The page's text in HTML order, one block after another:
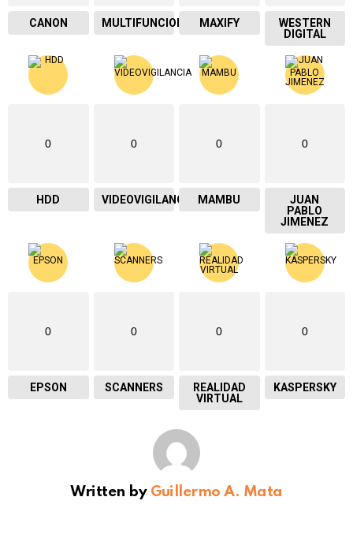
CANON MULTIFUNCIONAL MAXIFY
WESTERN
DIGITAL
0
HDD
0
VIDEOVIGILANCIA
0
MAMBU
0
JUAN
PABLO
JIMENEZ
0
EPSON
0
SCANNERS
0
REALIDAD
VIRTUAL
0
KASPERSKY
Written by Guillermo A. Mata